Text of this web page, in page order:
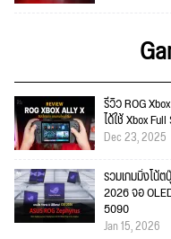
รีวิว ROG
ได้ใช้ Xbox
Dec 23, 2025
รวมเกมมิ่งโน้ต
2026 จอ
5090
Jan 15, 2026